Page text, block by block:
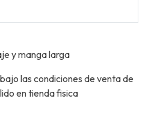
y manga larga
las condiciones de venta de
en tienda fisica